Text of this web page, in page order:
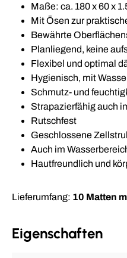
Maße: ca. 180 x 60 x
Mit Ösen zur
Bewährte
Planliegend, keine
Flexibel und optimal
Hygienisch, mit
Schmutz- und
Strapazierfähig auch
Rutschfest
Geschlossene
Auch im
Hautfreundlich und
Lieferumfang: 10 Matten
Eigenschaften